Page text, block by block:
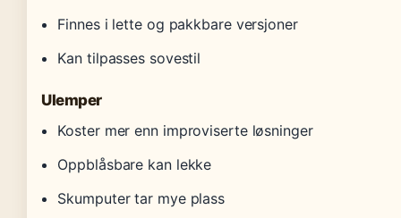
Finnes i lette og pakkbare versjoner
Kan tilpasses sovestil
Ulemper
Koster mer enn improviserte løsninger
Oppblåsbare kan lekke
Skumputer tar mye plass